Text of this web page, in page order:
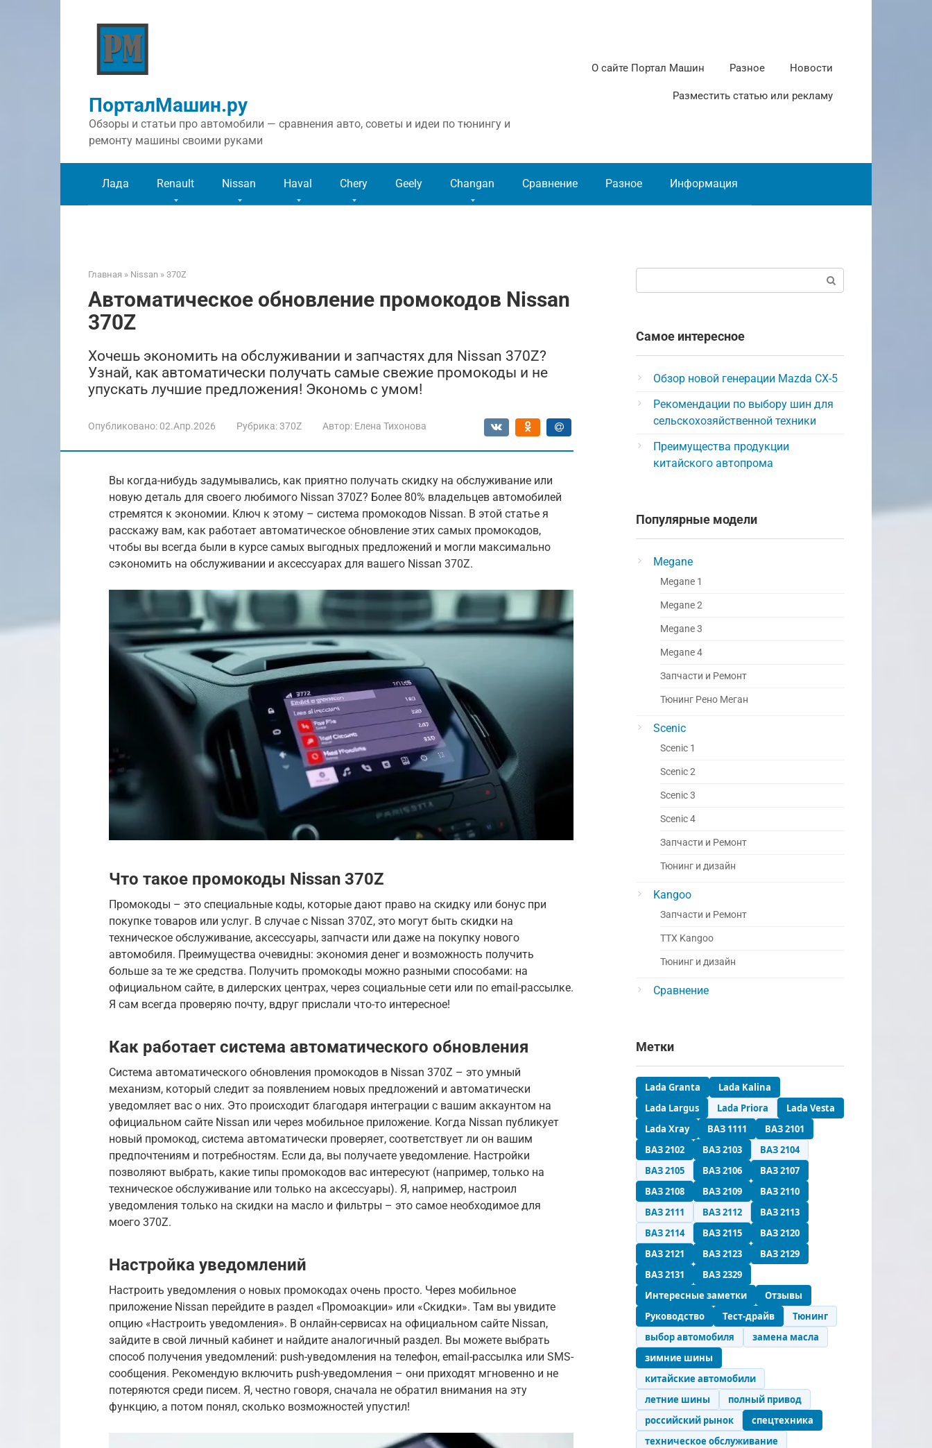
ПорталМашин.ру
Обзоры и статьи про автомобили — сравнения авто, советы и идеи по тюнингу и
ремонту машины своими руками
О сайте Портал Машин Разное Новости
Разместить статью или рекламу
Лада Renault Nissan Haval Chery Geely Changan Сравнение Разное Информация
Главная » Nissan » 370Z
Автоматическое обновление промокодов Nissan
370Z
Хочешь экономить на обслуживании и запчастях для Nissan 370Z?
Узнай, как автоматически получать самые свежие промокоды и не
упускать лучшие предложения! Экономь с умом!
Опубликовано: 02.Апр.2026 Рубрика:370Z Автор: Елена Тихонова
Вы когда-нибудь задумывались, как приятно получать скидку на обслуживание или
новую деталь для своего любимого Nissan 370Z? Более 80% владельцев автомобилей
стремятся к экономии. Ключ к этому – система промокодов Nissan. В этой статье я
расскажу вам, как работает автоматическое обновление этих самых промокодов,
чтобы вы всегда были в курсе самых выгодных предложений и могли максимально
сэкономить на обслуживании и аксессуарах для вашего Nissan 370Z.
Что такое промокоды Nissan 370Z
Промокоды – это специальные коды, которые дают право на скидку или бонус при
покупке товаров или услуг. В случае с Nissan 370Z, это могут быть скидки на
техническое обслуживание, аксессуары, запчасти или даже на покупку нового
автомобиля. Преимущества очевидны: экономия денег и возможность получить
больше за те же средства. Получить промокоды можно разными способами: на
официальном сайте, в дилерских центрах, через социальные сети или по email-рассылке.
Я сам всегда проверяю почту, вдруг прислали что-то интересное!
Как работает система автоматического обновления
Система автоматического обновления промокодов в Nissan 370Z – это умный
механизм, который следит за появлением новых предложений и автоматически
уведомляет вас о них. Это происходит благодаря интеграции с вашим аккаунтом на
официальном сайте Nissan или через мобильное приложение. Когда Nissan публикует
новый промокод, система автоматически проверяет, соответствует ли он вашим
предпочтениям и потребностям. Если да, вы получаете уведомление. Настройки
позволяют выбрать, какие типы промокодов вас интересуют (например, только на
техническое обслуживание или только на аксессуары). Я, например, настроил
уведомления только на скидки на масло и фильтры – это самое необходимое для
моего 370Z.
Настройка уведомлений
Настроить уведомления о новых промокодах очень просто. Через мобильное
приложение Nissan перейдите в раздел «Промоакции» или «Скидки». Там вы увидите
опцию «Настроить уведомления». В онлайн-сервисах на официальном сайте Nissan,
зайдите в свой личный кабинет и найдите аналогичный раздел. Вы можете выбрать
способ получения уведомлений: push-уведомления на телефон, email-рассылка или SMS-
сообщения. Рекомендую включить push-уведомления – они приходят мгновенно и не
потеряются среди писем. Я, честно говоря, сначала не обратил внимания на эту
функцию, а потом понял, сколько возможностей упустил!
Самое интересное
Обзор новой генерации Mazda CX-5
Рекомендации по выбору шин для
сельскохозяйственной техники
Преимущества продукции
китайского автопрома
Популярные модели
Megane
Megane 1
Megane 2
Megane 3
Megane 4
Запчасти и Ремонт
Тюнинг Рено Меган
Scenic
Scenic 1
Scenic 2
Scenic 3
Scenic 4
Запчасти и Ремонт
Тюнинг и дизайн
Kangoo
Запчасти и Ремонт
ТТХ Kangoo
Тюнинг и дизайн
Сравнение
Метки
Lada Granta
Lada Kalina
Lada Largus
Lada Priora
Lada Vesta
Lada Xray
ВАЗ 1111
ВАЗ 2101
ВАЗ 2102
ВАЗ 2103
ВАЗ 2104
ВАЗ 2105
ВАЗ 2106
ВАЗ 2107
ВАЗ 2108
ВАЗ 2109
ВАЗ 2110
ВАЗ 2111
ВАЗ 2112
ВАЗ 2113
ВАЗ 2114
ВАЗ 2115
ВАЗ 2120
ВАЗ 2121
ВАЗ 2123
ВАЗ 2129
ВАЗ 2131
ВАЗ 2329
Интересные заметки
Отзывы
Руководство
Тест-драйв
Тюнинг
выбор автомобиля
замена масла
зимние шины
китайские автомобили
летние шины
полный привод
российский рынок
спецтехника
техническое обслуживание